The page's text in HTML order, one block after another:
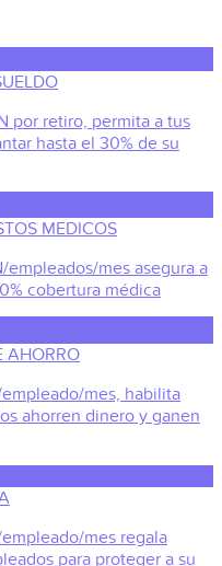
por retiro, permita a tus
hasta el 30% de su
MEDICOS
empleados/mes asegura a
cobertura médica
AHORRO
mes, habilita
ahorren dinero y ganen
mes regala
para proteger a su